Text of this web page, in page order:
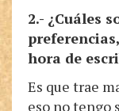
2.- ¿Cuáles
hora de
Es que trae
eso no tengo